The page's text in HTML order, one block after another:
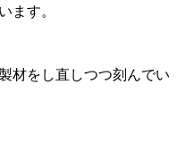
ます。
材をし直しつつ刻んでい